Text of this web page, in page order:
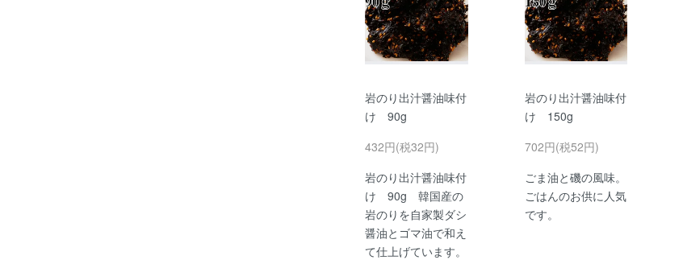
岩のり出汁醤油味付
け 90g
432円(税32円)
岩のり出汁醤油味付
け 90g 韓国産の
岩のりを自家製ダシ
醤油とゴマ油で和え
て仕上げています。
岩のり出汁醤油味付
け 150g
702円(税52円)
ごま油と磯の風味。
ごはんのお供に人気
です。